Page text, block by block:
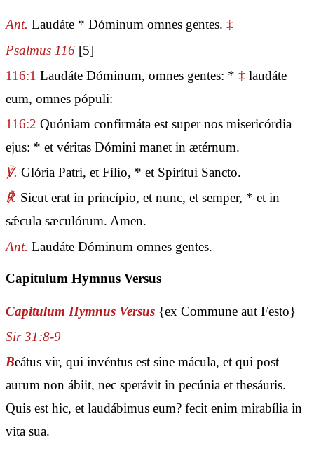
Ant. Laudáte * Dóminum omnes gentes. ‡
Psalmus 116 [5]
116:1 Laudáte Dóminum, omnes gentes: * ‡ laudáte
eum, omnes pópuli:
116:2 Quóniam confirmáta est super nos misericórdia
ejus: * et véritas Dómini manet in ætérnum.
℣. Glória Patri, et Fílio, * et Spirítui Sancto.
℟. Sicut erat in princípio, et nunc, et semper, * et in
sǽcula sæculórum. Amen.
Ant. Laudáte Dóminum omnes gentes.
Capitulum Hymnus Versus
Capitulum Hymnus Versus {ex Commune aut Festo}
Sir 31:8-9
Beátus vir, qui invéntus est sine mácula, et qui post
aurum non ábiit, nec sperávit in pecúnia et thesáuris.
Quis est hic, et laudábimus eum? fecit enim mirabília in
vita sua.